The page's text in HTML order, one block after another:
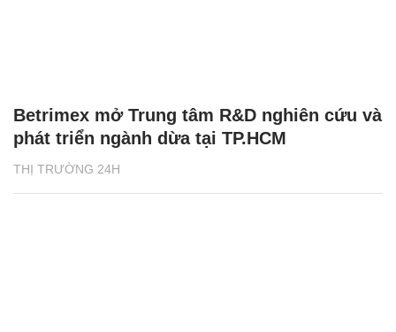
THỊ TRƯỜNG 24H
Betrimex mở Trung tâm R&D nghiên cứu và
phát triển ngành dừa tại TP.HCM